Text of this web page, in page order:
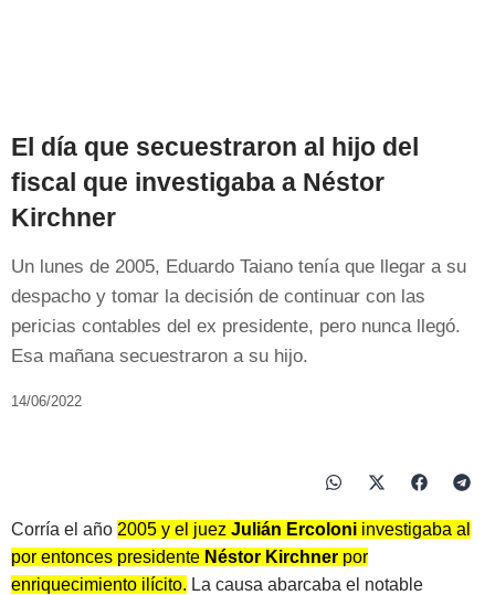
El día que secuestraron al hijo del
fiscal que investigaba a Néstor
Kirchner
Un lunes de 2005, Eduardo Taiano tenía que llegar a su
despacho y tomar la decisión de continuar con las
pericias contables del ex presidente, pero nunca llegó.
Esa mañana secuestraron a su hijo.
14/06/2022
Corría el año 2005 y el juez Julián Ercoloni investigaba al
por entonces presidente Néstor Kirchner por
enriquecimiento ilícito. La causa abarcaba el notable